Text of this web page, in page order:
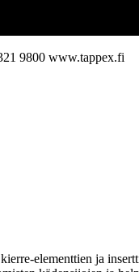
9800 www.tappex.fi
elementtien ja